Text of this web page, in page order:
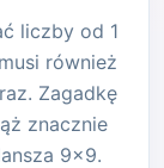
liczby od 1
również
Zagadkę
znacznie
9x9.